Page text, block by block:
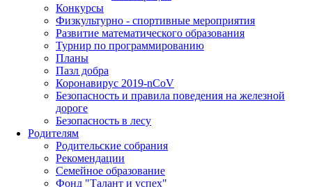
Конкурсы
Физкультурно - спортивные мероприятия
Развитие математического образования
Турнир по программированию
Планы
Пазл добра
Коронавирус 2019-nCoV
Безопасность и правила поведения на железной
дороге
Безопасность в лесу
Родителям
Родительские собрания
Рекомендации
Семейное образование
Фонд "Талант и успех"